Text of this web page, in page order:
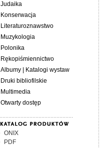
Judaika
Konserwacja
Literaturoznawstwo
Muzykologia
Polonika
Rękopiśmiennictwo
Albumy | Katalogi wystaw
Druki bibliofilskie
Multimedia
Otwarty dostęp
ONIX
PDF